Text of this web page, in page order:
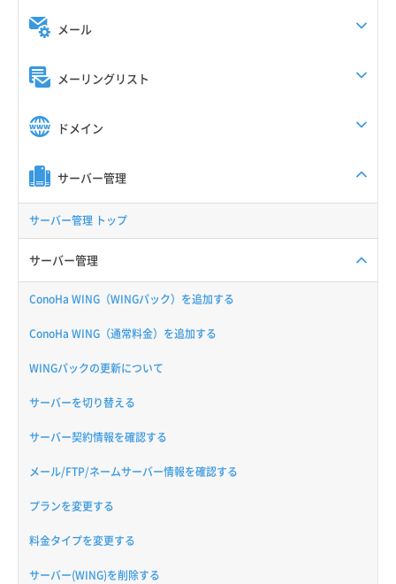
メール
メーリングリスト
ドメイン
サーバー管理
サーバー管理 トップ
サーバー管理
ConoHa WING（WINGパック）を追加する
ConoHa WING（通常料金）を追加する
WINGパックの更新について
サーバーを切り替える
サーバー契約情報を確認する
メール/FTP/ネームサーバー情報を確認する
プランを変更する
料金タイプを変更する
サーバー(WING)を削除する